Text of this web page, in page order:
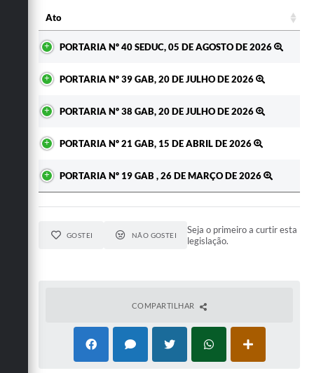
Ato
PORTARIA Nº 40 SEDUC, 05 DE AGOSTO DE 2026
PORTARIA Nº 39 GAB, 20 DE JULHO DE 2026
PORTARIA Nº 38 GAB, 20 DE JULHO DE 2026
PORTARIA Nº 21 GAB, 15 DE ABRIL DE 2026
PORTARIA Nº 19 GAB , 26 DE MARÇO DE 2026
GOSTEI NÃO GOSTEI
Seja o primeiro a curtir esta
legislação.
COMPARTILHAR